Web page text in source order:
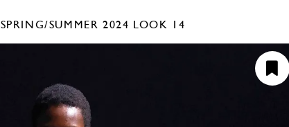
SPRING/SUMMER 2024 LOOK 14